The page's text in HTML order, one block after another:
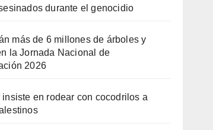
durante el genocidio
más de 6 millones de árboles y
la Jornada Nacional de
2026
insiste en rodear con cocodrilos a